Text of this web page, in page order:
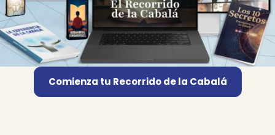
Comienza tu Recorrido de la Cabalá